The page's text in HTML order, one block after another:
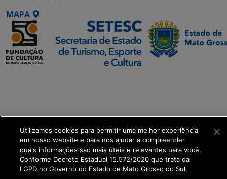
MAPA
get_footer();
Utilizamos cookies para permitir uma melhor experiência
em nosso website e para nos ajudar a compreender
quais informações são mais úteis e relevantes para você.
Conforme Decreto Estadual 15.572/2020 que trata da
LGPD no Governo do Estado de Mato Grosso do Sul.